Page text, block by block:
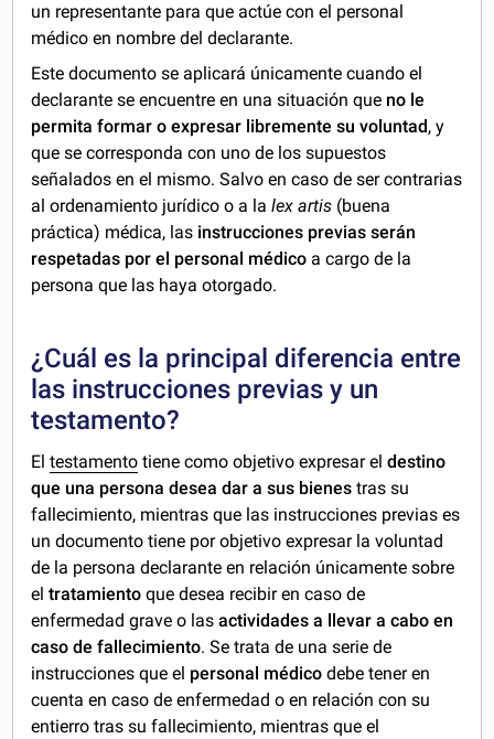
un representante para que actúe con el personal
médico en nombre del declarante.
Este documento se aplicará únicamente cuando el
declarante se encuentre en una situación que no le
permita formar o expresar libremente su voluntad, y
que se corresponda con uno de los supuestos
señalados en el mismo. Salvo en caso de ser contrarias
al ordenamiento jurídico o a lalex artis (buena
práctica) médica, las instrucciones previas serán
respetadas por el personal médico a cargo de la
persona que las haya otorgado.
¿Cuál es la principal diferencia entre
las instrucciones previas y un
testamento?
Eltestamento tiene como objetivo expresar eldestino
que una persona desea dar a sus bienes tras su
fallecimiento, mientras que las instrucciones previas es
un documento tiene por objetivo expresar la voluntad
de la persona declarante en relación únicamente sobre
eltratamientoque desea recibir en caso de
enfermedad grave o lasactividades a llevar a cabo en
caso de fallecimiento. Se trata de una serie de
instrucciones que el personal médico debe tener en
cuenta en caso de enfermedad o en relación con su
entierro tras su fallecimiento, mientras que el